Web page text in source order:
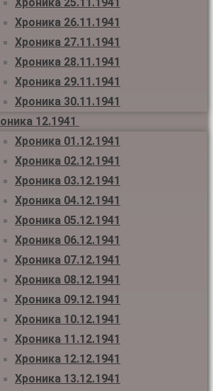
Хроника 26.11.1941
Хроника 27.11.1941
Хроника 28.11.1941
Хроника 29.11.1941
Хроника 30.11.1941
12.1941
Хроника 01.12.1941
Хроника 02.12.1941
Хроника 03.12.1941
Хроника 04.12.1941
Хроника 05.12.1941
Хроника 06.12.1941
Хроника 07.12.1941
Хроника 08.12.1941
Хроника 09.12.1941
Хроника 10.12.1941
Хроника 11.12.1941
Хроника 12.12.1941
Хроника 13.12.1941